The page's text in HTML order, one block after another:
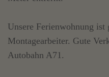
Unsere Ferienwohnung
Montagearbeiter. Gute
Autobahn A71.